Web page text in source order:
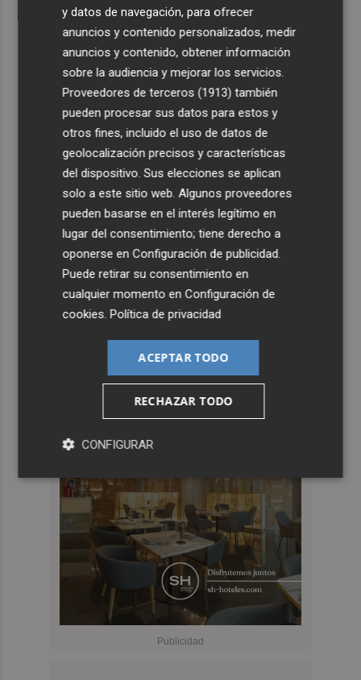
y datos de navegación, para ofrecer
anuncios y contenido personalizados, medir
anuncios y contenido, obtener información
sobre la audiencia y mejorar los servicios.
Proveedores de terceros (1913) también
pueden procesar sus datos para estos y
otros fines, incluido el uso de datos de
geolocalización precisos y características
del dispositivo. Sus elecciones se aplican
solo a este sitio web. Algunos proveedores
pueden basarse en el interés legítimo en
lugar del consentimiento; tiene derecho a
oponerse enConfiguración de publicidad.
Puede retirar su consentimiento en
cualquier momento enConfiguración de
cookies.Política de privacidad
ACEPTAR TODO
RECHAZAR TODO
CONFIGURAR